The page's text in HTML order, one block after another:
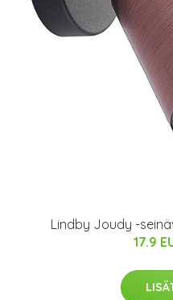
Lindby Joudy -
17.9